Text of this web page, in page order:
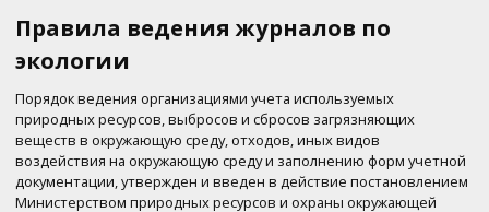
Правила ведения журналов по
экологии
Порядок ведения организациями учета используемых
природных ресурсов, выбросов и сбросов загрязняющих
веществ в окружающую среду, отходов, иных видов
воздействия на окружающую среду и заполнению форм учетной
документации, утвержден и введен в действие постановлением
Министерством природных ресурсов и охраны окружающей